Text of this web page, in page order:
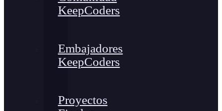
KeepCoders
Embajadores
KeepCoders
Proyectos